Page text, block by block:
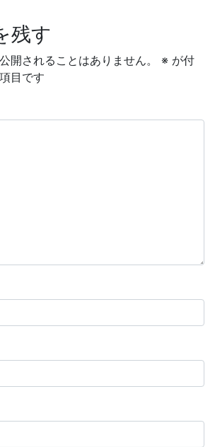
残す
開されることはありません。 ※ が付
目です